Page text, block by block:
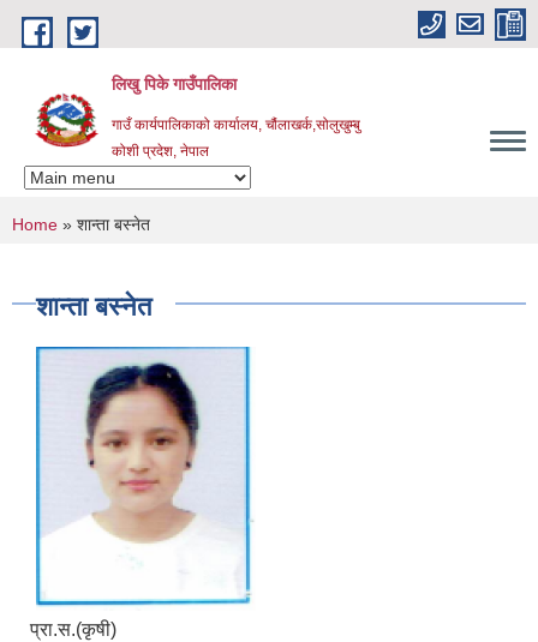
Skip to main content
लिखु पिके गाउँपालिका
गाउँ कार्यपालिकाको कार्यालय, चौंलाखर्क,सोलुखुम्बु
कोशी प्रदेश, नेपाल
You are here
Home » शान्ता बस्नेत
शान्ता बस्नेत
प्रा.स.(कृषी)